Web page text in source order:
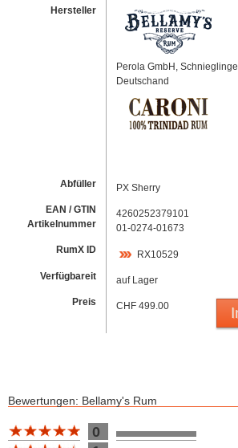
Hersteller
Perola GmbH,
Deutschand
Abfüller
PX Sherry
EAN / GTIN
Artikelnummer
4260252379101
01-0274-01673
RumX ID
RX10529
Verfügbareit
auf Lager
Preis
CHF 499.00
Bewertungen: Bellamy's Rum
Bewertung 100